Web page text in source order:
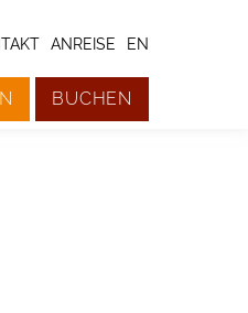
BUCHEN
ANREISE EN